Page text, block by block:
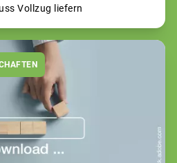
Vollzug liefern